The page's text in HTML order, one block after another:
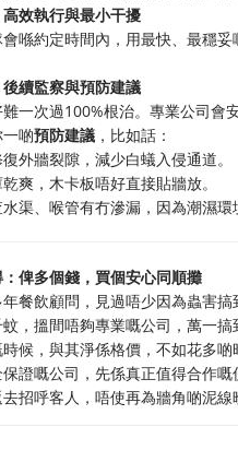
效執行與最小干擾
喺約定時間內，用最快、最穩
續監察與預防建議
一次過100%根治。專業公司會
啲預防建議 ，比如話：
外牆裂隙，減少白蟻入侵通道。
爽，木卡板唔好直接貼牆放。
渠、喉管有冇滲漏，因為潮濕環
俾多個錢，買個安心同順攤
餐飲顧問，見過唔少因為蟲害
，搵間唔夠專業嘅公司，萬一
候，與其淨係格價，不如花多
證嘅公司，先係真正值得合作
招呼客人，唔使再為牆角啲泥線